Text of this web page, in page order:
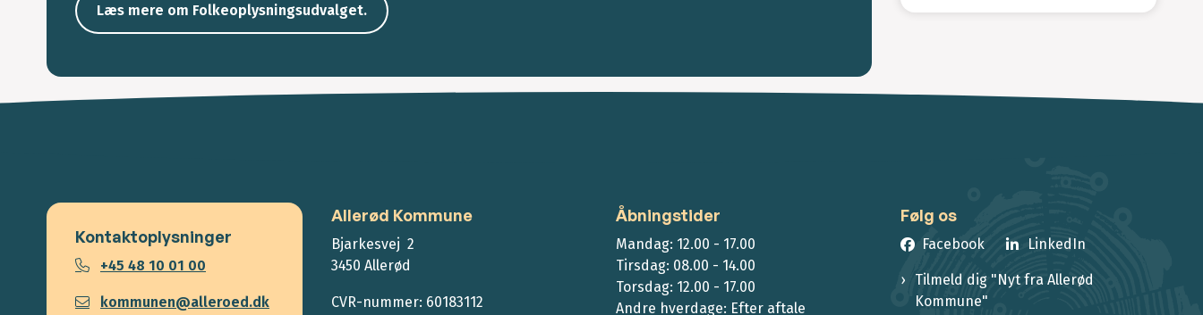
Læs mere om Folkeoplysningsudvalget.
Kontaktoplysninger
+45 48 10 01 00
kommunen@alleroed.dk
Allerød Kommune
Bjarkesvej 2
3450 Allerød
CVR-nummer: 60183112
Åbningstider
Mandag: 12.00 - 17.00
Tirsdag: 08.00 - 14.00
Torsdag: 12.00 - 17.00
Andre hverdage: Efter aftale
Følg os
Facebook LinkedIn
Tilmeld dig "Nyt fra Allerød
Kommune"